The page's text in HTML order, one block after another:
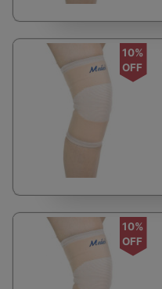
10%
OFF
10%
OFF